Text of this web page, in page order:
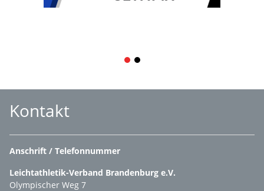
1 2
Kontakt
Anschrift / Telefonnummer
Leichtathletik-Verband Brandenburg e.V.
Olympischer Weg 7